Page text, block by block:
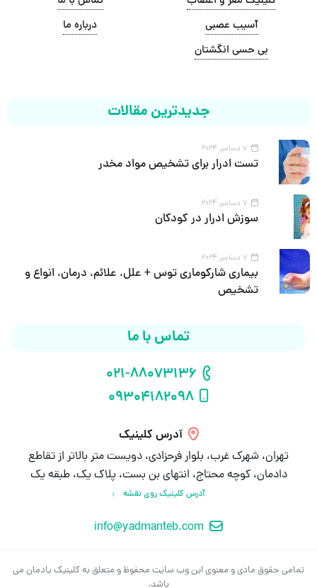
آسیب عصبی
بی حسی انگشتان
درباره ما
جدیدترین مقالات
7 دسامبر 2024
تست ادرار برای تشخیص مواد مخدر
7 دسامبر 2024
سوزش ادرار در کودکان
7 دسامبر 2024
بیماری شارکوماری توس + علل، علائم، درمان، انواع و
تشخیص
تماس با ما
شماره تلفن
021-88073136
شماره موبایل
09304182098
آدرس کلینیک
تهران، شهرک غرب، بلوار فرحزادی، دویست متر بالاتر از تقاطع
دادمان، کوچه محتاج، انتهای بن بست، پلاک یک، طبقه یک
آدرس کلینیک روی نقشه
ایمیلinfo@yadmanteb.com
تمامی حقوق مادی و معنوی این وب سایت محفوظ و متعلق به کلینیک یادمان می
باشد.